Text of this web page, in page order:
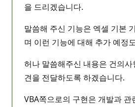
을 드리겠습니다.
말씀해 주신 기능은 엑셀 기본
며 이런 기능에 대해 추가 예정
허나 말씀해주신 내용은 건의사
견을 전달하도록 하겠습니다.
VBA쪽으로의 구현은 개발과 관